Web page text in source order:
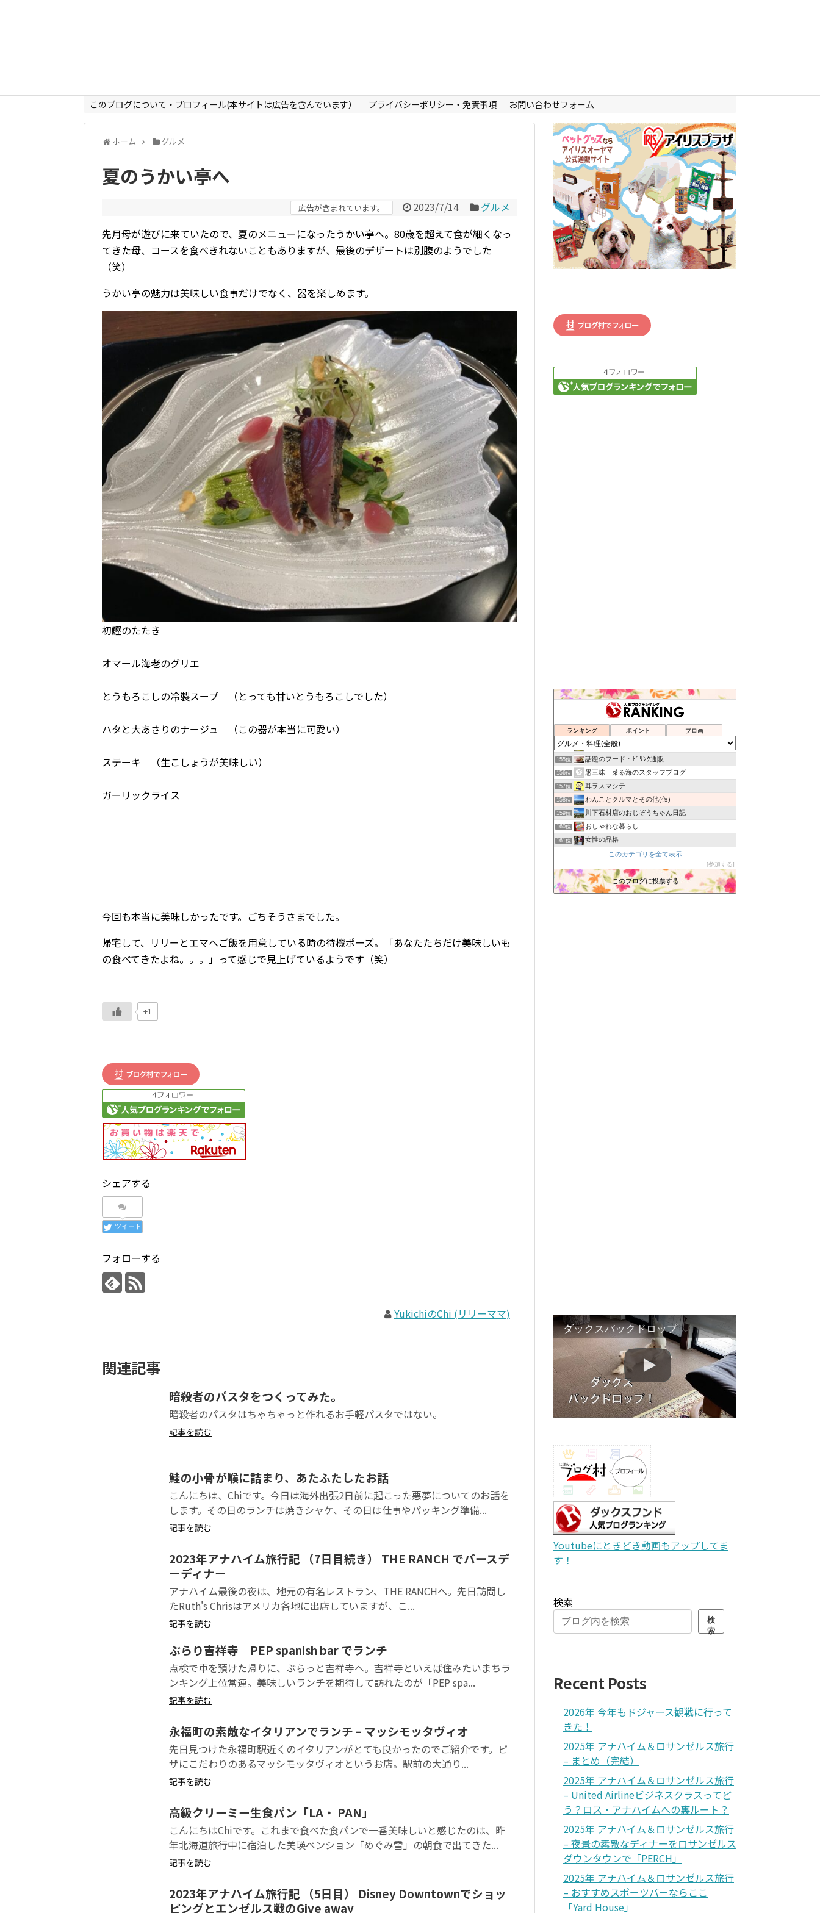
このブログについて・プロフィール(本サイトは広告を含んでいます） プライバシーポリシー・免責事項 お問い合わせフォーム
ホーム グルメ
夏のうかい亭へ
広告が含まれています。 2023/7/14
グルメ
先月母が遊びに来ていたので、夏のメニューになったうかい亭へ。80歳を超えて食が細くなっ
てきた母、コースを食べきれないこともありますが、最後のデザートは別腹のようでした
（笑）
うかい亭の魅力は美味しい食事だけでなく、器を楽しめます。
初鰹のたたき
オマール海老のグリエ
とうもろこしの冷製スープ （とっても甘いとうもろこしでした）
ハタと大あさりのナージュ （この器が本当に可愛い）
ステーキ （生こしょうが美味しい）
ガーリックライス
今回も本当に美味しかったです。ごちそうさまでした。
帰宅して、リリーとエマへご飯を用意している時の待機ポーズ。「あなたたちだけ美味しいも
の食べてきたよね。。。」って感じで見上げているようです（笑）
+1
シェアする
ツイート
フォローする
YukichiのChi (リリーママ)
関連記事
暗殺者のパスタをつくってみた。
暗殺者のパスタはちゃちゃっと作れるお手軽パスタではない。
記事を読む
鮭の小骨が喉に詰まり、あたふたしたお話
こんにちは、Chiです。今日は海外出張2日前に起こった悪夢についてのお話を
します。その日のランチは焼きシャケ、その日は仕事やパッキング準備...
記事を読む
2023年アナハイム旅行記 （7日目続き） THE RANCH でバースデ
ーディナー
アナハイム最後の夜は、地元の有名レストラン、THE RANCHへ。先日訪問し
たRuth's Chrisはアメリカ各地に出店していますが、こ...
記事を読む
ぶらり吉祥寺 PEP spanish bar でランチ
点検で車を預けた帰りに、ぶらっと吉祥寺へ。吉祥寺といえば住みたいまちラ
ンキング上位常連。美味しいランチを期待して訪れたのが「PEP spa...
記事を読む
永福町の素敵なイタリアンでランチ – マッシモッタヴィオ
先日見つけた永福町駅近くのイタリアンがとても良かったのでご紹介です。ピ
ザにこだわりのあるマッシモッタヴィオというお店。駅前の大通り...
記事を読む
高級クリーミー生食パン「LA・ PAN」
こんにちはChiです。これまで食べた食パンで一番美味しいと感じたのは、昨
年北海道旅行中に宿泊した美瑛ペンション「めぐみ雪」の朝食で出てきた...
記事を読む
2023年アナハイム旅行記 （5日目） Disney Downtownでショッ
ピングとエンゼルス戦のGive away
ランキング ポイント ブロ画
楽天市場商品紹介
ネットでショッピングは本当にお得か？
153位 Secret Box of OZ
154位 吉野サクラの楽しくいこう！
155位 話題のフード・ﾄﾞﾘﾝｸ通販
156位 愚三昧 菜る海のスタッフブログ
157位 耳ヲスマシテ
158位 わんことクルマとその他(仮)
159位 川下石材店のおじぞうちゃん日記
160位 おしゃれな暮らし
161位 女性の品格
Martyslandの気まぐれ日記
164位 ｻﾃﾞｨｽﾄのﾋﾄﾞｲ唄
165位 農家ブログ
このカテゴリを全て表示
参加する
このブログに投票する
ダックスバックドロップ
Youtubeにときどき動画もアップしてま
す！
検索
検
索
Recent Posts
2026年 今年もドジャース観戦に行って
きた！
2025年 アナハイム＆ロサンゼルス旅行
– まとめ（完結）
2025年 アナハイム＆ロサンゼルス旅行
– United Airlineビジネスクラスってど
う？ロス・アナハイムへの裏ルート？
2025年 アナハイム＆ロサンゼルス旅行
– 夜景の素敵なディナーをロサンゼルス
ダウンタウンで「PERCH」
2025年 アナハイム＆ロサンゼルス旅行
– おすすめスポーツバーならここ
「Yard House」